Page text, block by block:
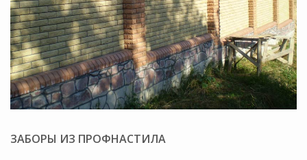
ЗАБОРЫ ИЗ ПРОФНАСТИЛА